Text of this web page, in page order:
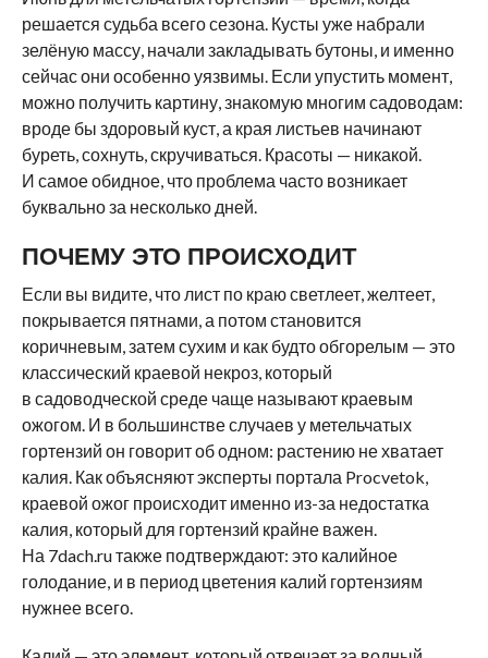
решается судьба всего сезона. Кусты уже набрали
зелёную массу, начали закладывать бутоны, и именно
сейчас они особенно уязвимы. Если упустить момент,
можно получить картину, знакомую многим садоводам:
вроде бы здоровый куст, а края листьев начинают
буреть, сохнуть, скручиваться. Красоты — никакой.
И самое обидное, что проблема часто возникает
буквально за несколько дней.
ПОЧЕМУ ЭТО ПРОИСХОДИТ
Если вы видите, что лист по краю светлеет, желтеет,
покрывается пятнами, а потом становится
коричневым, затем сухим и как будто обгорелым — это
классический краевой некроз, который
в садоводческой среде чаще называют краевым
ожогом. И в большинстве случаев у метельчатых
гортензий он говорит об одном: растению не хватает
калия. Как объясняют эксперты портала Procvetok,
краевой ожог происходит именно из-за недостатка
калия, который для гортензий крайне важен.
На 7dach.ru также подтверждают: это калийное
голодание, и в период цветения калий гортензиям
нужнее всего.